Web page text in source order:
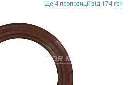
Ще 4 пропозиції від 174 грн